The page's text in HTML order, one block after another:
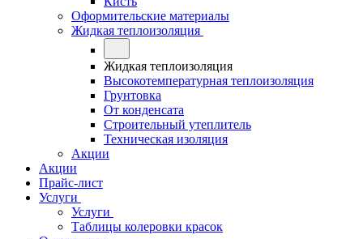
Оформительские материалы
Жидкая теплоизоляция
Жидкая теплоизоляция
Высокотемпературная теплоизоляция
Грунтовка
От конденсата
Строительный утеплитель
Техническая изоляция
Акции
Акции
Прайс-лист
Услуги
Услуги
Таблицы колеровки красок